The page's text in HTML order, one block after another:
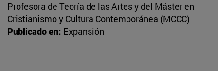
Profesora de Teoría de las Artes y del Máster en
Cristianismo y Cultura Contemporánea (MCCC)
Publicado en: Expansión